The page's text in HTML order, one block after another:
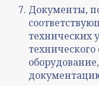
Документы,
технических